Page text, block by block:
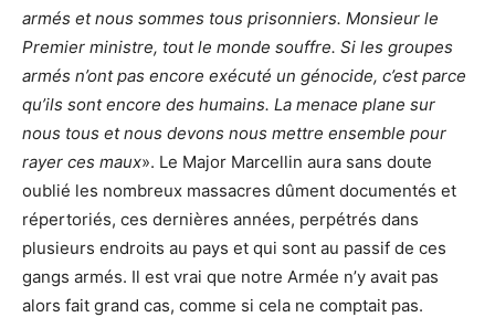
armés et nous sommes tous prisonniers. Monsieur le
Premier ministre, tout le monde souffre. Si les groupes
armés n’ont pas encore exécuté un génocide, c’est parce
qu’ils sont encore des humains. La menace plane sur
nous tous et nous devons nous mettre ensemble pour
rayer ces maux». Le Major Marcellin aura sans doute
oublié les nombreux massacres dûment documentés et
répertoriés, ces dernières années, perpétrés dans
plusieurs endroits au pays et qui sont au passif de ces
gangs armés. Il est vrai que notre Armée n’y avait pas
alors fait grand cas, comme si cela ne comptait pas.